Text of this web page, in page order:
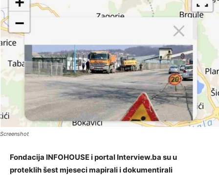
Screenshot
Fondacija INFOHOUSE i portal Interview.ba su u
proteklih šest mjeseci mapirali i dokumentirali